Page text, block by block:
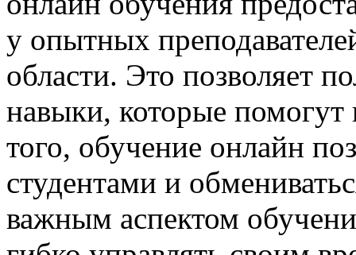
у опытных
области. Это позволяет
навыки, которые
того, обучение онлайн
студентами и
важным аспектом